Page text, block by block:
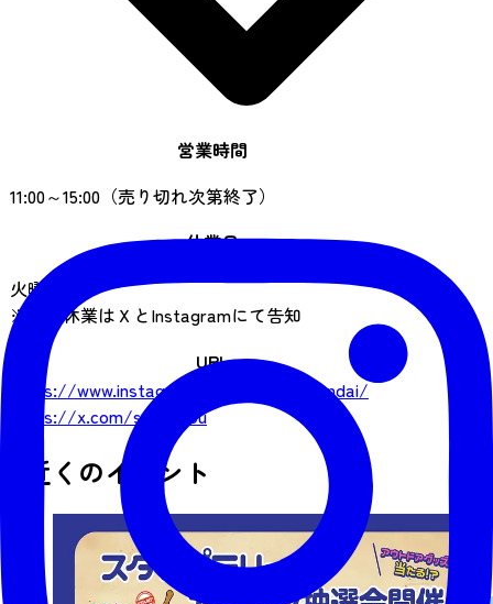
営業時間
11:00～15:00（売り切れ次第終了）
休業日
火曜日
※臨時休業はＸとInstagramにて告知
URL
https://www.instagram.com/bonten_sendai/
https://x.com/sabrooou
近くのイベント